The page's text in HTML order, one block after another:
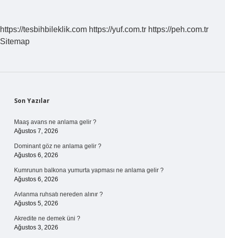
Mi
https://tesbihbileklik.com https://yuf.com.tr https://peh.com.tr
Sitemap
Sidebar
Son Yazılar
Maaş avans ne anlama gelir ?
Ağustos 7, 2026
Dominant göz ne anlama gelir ?
Ağustos 6, 2026
Kumrunun balkona yumurta yapması ne anlama gelir ?
Ağustos 6, 2026
Avlanma ruhsatı nereden alınır ?
Ağustos 5, 2026
Akredite ne demek üni ?
Ağustos 3, 2026